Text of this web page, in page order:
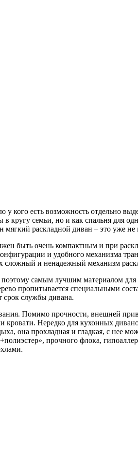
кого есть возможность отдельно
кругу семьи, но и как спальня для
мягкий раскладной диван – это уже
быть очень компактным и при
и удобного механизма
и ненадежный механизм
самым лучшим материалом для
пропитывается специальными
срок службы дивана.
Помимо прочности, внешней
Нередко для кухонных
она прохладная и гладкая, с нее
прочного флока,